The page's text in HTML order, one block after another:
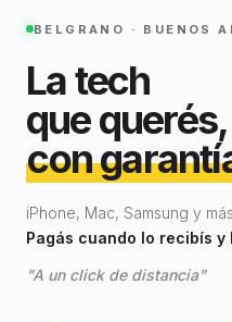
BELGRANO · BUENOS
La tech
que querés,
con
iPhone, Mac, Samsung y
Pagás cuando lo recibís y
"A un click de distancia"